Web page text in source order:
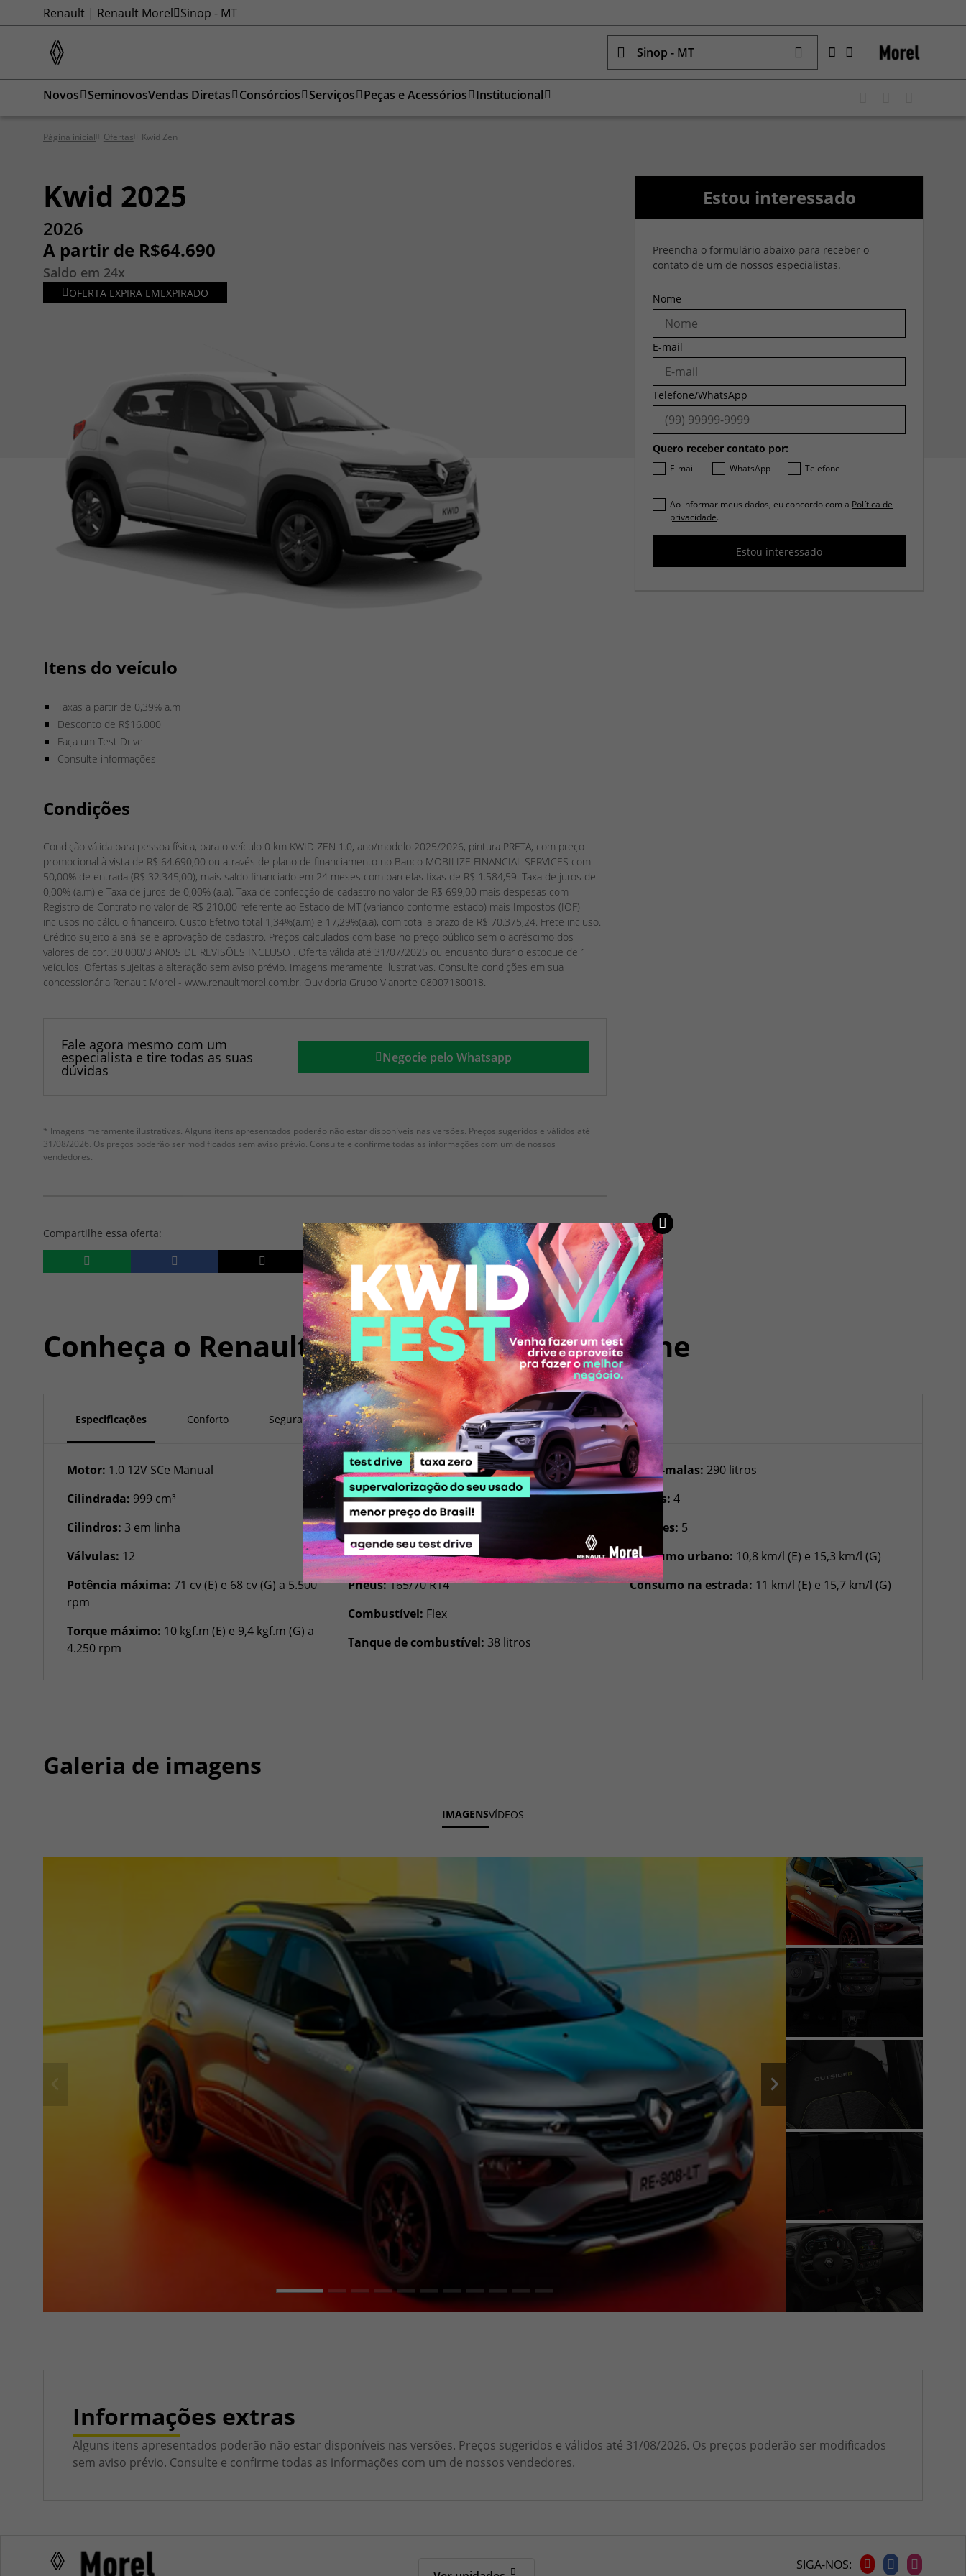
Renault | Renault Morel Sinop - MT
Sinop - MT
Novos SeminovosVendas Diretas Consórcios Serviços Peças e Acessórios Institucional
Página inicial Ofertas Kwid Zen
Kwid 2025
2026
A partir de R$64.690
Saldo em 24x
OFERTA EXPIRA EMEXPIRADO
Estou interessado
Preencha o formulário abaixo para receber o
contato de um de nossos especialistas.
Nome
E-mail
Telefone/WhatsApp
Quero receber contato por:
E-mail WhatsApp Telefone
Ao informar meus dados, eu concordo com a Política de
privacidade.
Estou interessado
Itens do veículo
Taxas a partir de 0,39% a.m
Desconto de R$16.000
Faça um Test Drive
Consulte informações
Condições
Condição válida para pessoa física, para o veículo 0 km KWID ZEN 1.0, ano/modelo 2025/2026, pintura PRETA, com preço
promocional à vista de R$ 64.690,00 ou através de plano de financiamento no Banco MOBILIZE FINANCIAL SERVICES com
50,00% de entrada (R$ 32.345,00), mais saldo financiado em 24 meses com parcelas fixas de R$ 1.584,59. Taxa de juros de
0,00% (a.m) e Taxa de juros de 0,00% (a.a). Taxa de confecção de cadastro no valor de R$ 699,00 mais despesas com
Registro de Contrato no valor de R$ 210,00 referente ao Estado de MT (variando conforme estado) mais Impostos (IOF)
inclusos no cálculo financeiro. Custo Efetivo total 1,34%(a.m) e 17,29%(a.a), com total a prazo de R$ 70.375,24. Frete incluso.
Crédito sujeito a análise e aprovação de cadastro. Preços calculados com base no preço público sem o acréscimo dos
valores de cor. 30.000/3 ANOS DE REVISÕES INCLUSO . Oferta válida até 31/07/2025 ou enquanto durar o estoque de 1
veículos. Ofertas sujeitas a alteração sem aviso prévio. Imagens meramente ilustrativas. Consulte condições em sua
concessionária Renault Morel - www.renaultmorel.com.br. Ouvidoria Grupo Vianorte 08007180018.
Fale agora mesmo com um
especialista e tire todas as suas
dúvidas
Negocie pelo Whatsapp
* Imagens meramente ilustrativas. Alguns itens apresentados poderão não estar disponíveis nas versões. Preços sugeridos e válidos até
31/08/2026. Os preços poderão ser modificados sem aviso prévio. Consulte e confirme todas as informações com um de nossos
vendedores.
Compartilhe essa oferta:
Conheça o Renault Kwid Zenem cada detalhe
Especificações Conforto Segurança Conectividade
Motor: 1.0 12V SCe Manual
Cilindrada: 999 cm³
Cilindros: 3 em linha
Válvulas: 12
Potência máxima: 71 cv (E) e 68 cv (G) a 5.500
rpm
Torque máximo: 10 kgf.m (E) e 9,4 kgf.m (G) a
4.250 rpm
Velocidade máxima:156 km/h (E) e 152 km/h (G)
Transmissão:Manual de 5 velocidades
Tração:Dianteira
Direção:Elétrica
Pneus:165/70 R14
Combustível: Flex
Tanque de combustível: 38 litros
Porta-malas: 290 litros
Portas: 4
Lugares: 5
Consumo urbano: 10,8 km/l (E) e 15,3 km/l (G)
Consumo na estrada: 11 km/l (E) e 15,7 km/l (G)
Galeria de imagens
IMAGENSVÍDEOS
Informações extras
Alguns itens apresentados poderão não estar disponíveis nas versões. Preços sugeridos e válidos até 31/08/2026. Os preços poderão ser modificados
sem aviso prévio. Consulte e confirme todas as informações com um de nossos vendedores.
SIGA-NOS: